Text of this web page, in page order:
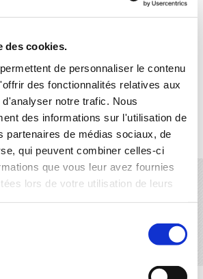
des cookies.
de personnaliser le contenu
des fonctionnalités relatives aux
notre trafic. Nous
des informations sur l'utilisation de
partenaires de médias sociaux, de
qui peuvent combiner celles-ci
que vous leur avez fournies
lors de votre utilisation de leurs
en ITE (Isolation par l' extérieur), en
sur-mesure à partir d’un
expansé armé (classique ou
augmente l’épaisseur avec une
Il est vendu tout équipé
à dimension